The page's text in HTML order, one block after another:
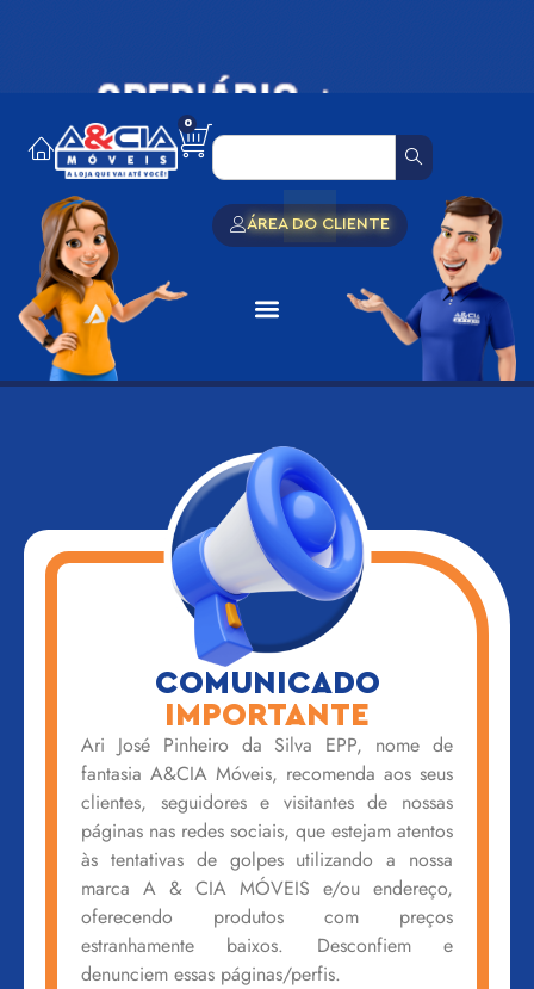
0
ÁREA DO CLIENTE
COMUNICADO
IMPORTANTE
Ari José Pinheiro da Silva EPP, nome de
fantasia A&CIA Móveis, recomenda aos seus
clientes, seguidores e visitantes de nossas
páginas nas redes sociais, que estejam atentos
às tentativas de golpes utilizando a nossa
marca A & CIA MÓVEIS e/ou endereço,
oferecendo produtos com preços
estranhamente baixos. Desconfiem e
denunciem essas páginas/perfis.